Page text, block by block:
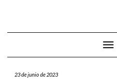
23 de junio de 2023